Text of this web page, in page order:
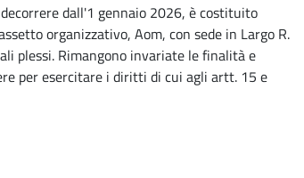
dall'1 gennaio 2026, è costituito
organizzativo, Aom, con sede in Largo R.
plessi. Rimangono invariate le finalità e
per esercitare i diritti di cui agli artt. 15 e